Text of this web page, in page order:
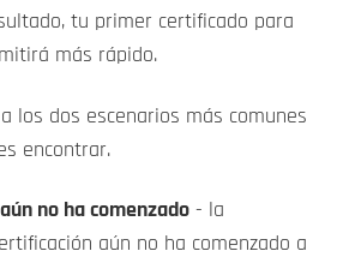
tu primer certificado para
más rápido.
los dos escenarios más comunes
encontrar.
no ha comenzado - la
aún no ha comenzado a